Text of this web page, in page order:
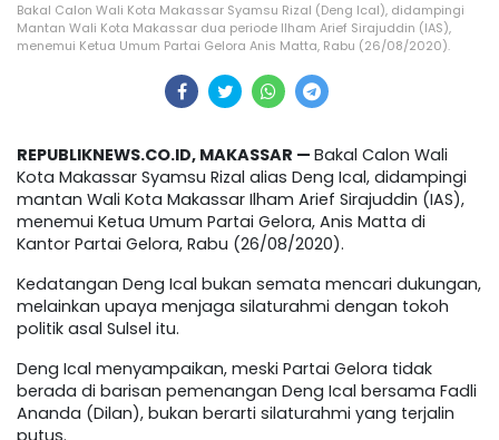
Bakal Calon Wali Kota Makassar Syamsu Rizal (Deng Ical), didampingi
Mantan Wali Kota Makassar dua periode Ilham Arief Sirajuddin (IAS),
menemui Ketua Umum Partai Gelora Anis Matta, Rabu (26/08/2020).
REPUBLIKNEWS.CO.ID, MAKASSAR — Bakal Calon Wali
Kota Makassar Syamsu Rizal alias Deng Ical, didampingi
mantan Wali Kota Makassar Ilham Arief Sirajuddin (IAS),
menemui Ketua Umum Partai Gelora, Anis Matta di
Kantor Partai Gelora, Rabu (26/08/2020).
Kedatangan Deng Ical bukan semata mencari dukungan,
melainkan upaya menjaga silaturahmi dengan tokoh
politik asal Sulsel itu.
Deng Ical menyampaikan, meski Partai Gelora tidak
berada di barisan pemenangan Deng Ical bersama Fadli
Ananda (Dilan), bukan berarti silaturahmi yang terjalin